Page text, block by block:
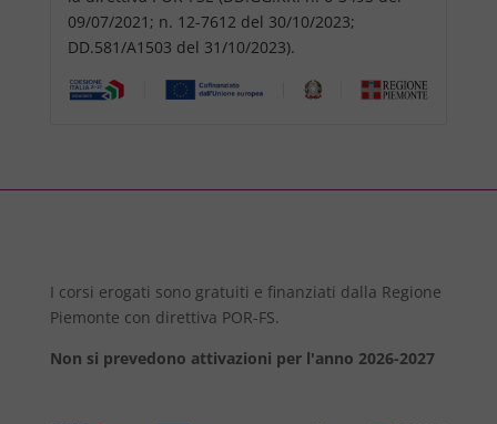
09/07/2021; n. 12-7612 del 30/10/2023;
DD.581/A1503 del 31/10/2023).
I corsi erogati sono gratuiti e finanziati dalla Regione
Piemonte con direttiva POR-FS.
Non si prevedono attivazioni per l'anno 2026-2027